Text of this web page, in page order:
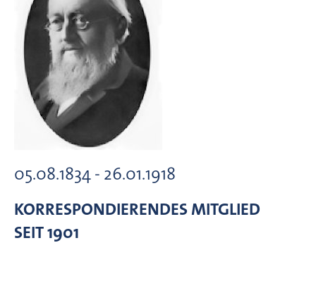
05.08.1834 - 26.01.1918
KORRESPONDIERENDES MITGLIED
SEIT 1901